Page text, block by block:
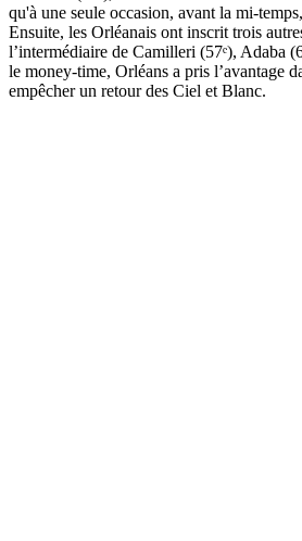
qu'à une seule occasion, avant la mi-
Ensuite, les Orléanais ont inscrit trois
l’intermédiaire de Camilleri (57ᵉ), Adaba
le money-time, Orléans a pris l’avantage
empêcher un retour des Ciel et Blanc.